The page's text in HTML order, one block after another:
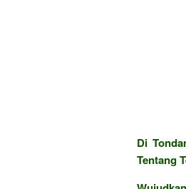
Di
Tentang